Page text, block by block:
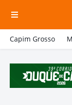
Capim Grosso